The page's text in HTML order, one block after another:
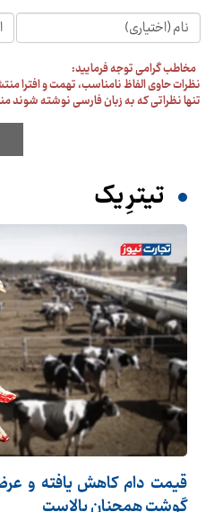
مخاطب گرامی توجه فرمایید:
نظرات حاوی الفاظ نامناسب، تهمت و افترا
تنها نظراتی که به زبان فارسی نوشته شوند
تیترِ یک
قیمت دام کاهش یافته و